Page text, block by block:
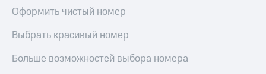
Оформить чистый номер
Выбрать красивый номер
Больше возможностей выбора номера